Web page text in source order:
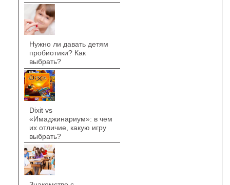
Нужно ли давать детям
пробиотики? Как
выбрать?
Dixit vs
«Имаджинариум»: в чем
их отличие, какую игру
выбрать?